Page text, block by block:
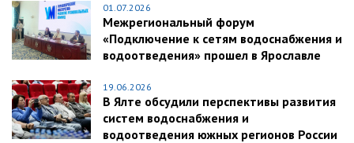
01.07.2026
Межрегиональный форум
«Подключение к сетям водоснабжения и
водоотведения» прошел в Ярославле
19.06.2026
В Ялте обсудили перспективы развития
систем водоснабжения и
водоотведения южных регионов России